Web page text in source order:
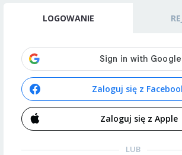
LOGOWANIE
Zaloguj się z
Zaloguj się z Apple
LUB